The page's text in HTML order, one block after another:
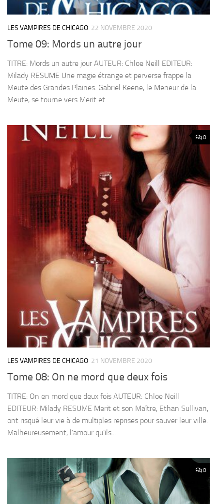
LES VAMPIRES DE CHICAGO 22 NOVEMBRE 2020
Tome 09: Mords un autre jour
TITRE: Mords un autre jour AUTEUR: Chloe Neill EDITEUR:
Milady RESUME Une magie étrange et perverse frappe la
Meute des Grandes Plaines. Gabriel Keene, le Meneur de la
Meute, se tourne vers Merit et...
0
LES VAMPIRES DE CHICAGO 21 NOVEMBRE 2020
Tome 08: On ne mord que deux fois
TITRE: On en mord que deux fois AUTEUR: Chloe Neill
EDITEUR: Milady RESUME Merit et son Maître, Ethan Sullivan,
ont risqué leur vie à de multiples reprises pour sauver leur ville.
Malheureusement, l’amour qu’ils...
0